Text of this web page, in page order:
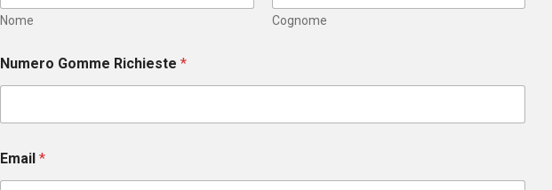
Nome Cognome
Numero Gomme Richieste*
Email*